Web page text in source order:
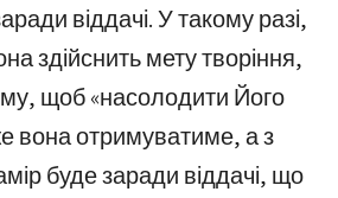
віддачі. У такому разі,
здійснить мету творіння,
щоб «насолодити Його
вона отримуватиме, а з
буде заради віддачі, що